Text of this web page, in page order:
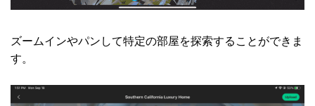
ズームインやパンして特定の部屋を探索することができま
す。